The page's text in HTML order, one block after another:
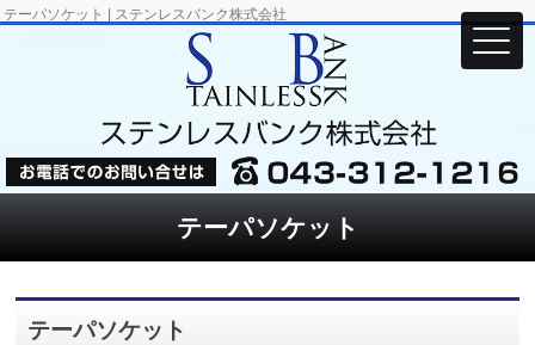
テーパソケット | ステンレスバンク株式会社
テーパソケット
テーパソケット